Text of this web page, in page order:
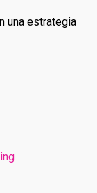
una estrategia